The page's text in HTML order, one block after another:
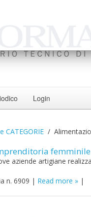
Login
CATEGORIE
aziende artigiane
n. 6909 | Read more |